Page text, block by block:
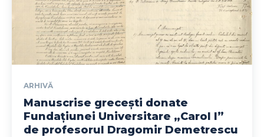
ARHIVĂ
Manuscrise grecești donate
Fundațiunei Universitare „Carol I”
de profesorul Dragomir Demetrescu